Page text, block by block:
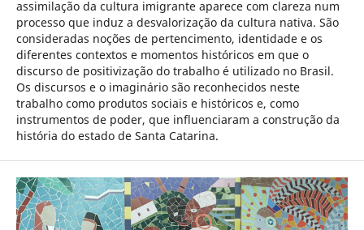
assimilação da cultura imigrante aparece com clareza num
processo que induz a desvalorização da cultura nativa. São
consideradas noções de pertencimento, identidade e os
diferentes contextos e momentos históricos em que o
discurso de positivização do trabalho é utilizado no Brasil.
Os discursos e o imaginário são reconhecidos neste
trabalho como produtos sociais e históricos e, como
instrumentos de poder, que influenciaram a construção da
história do estado de Santa Catarina.